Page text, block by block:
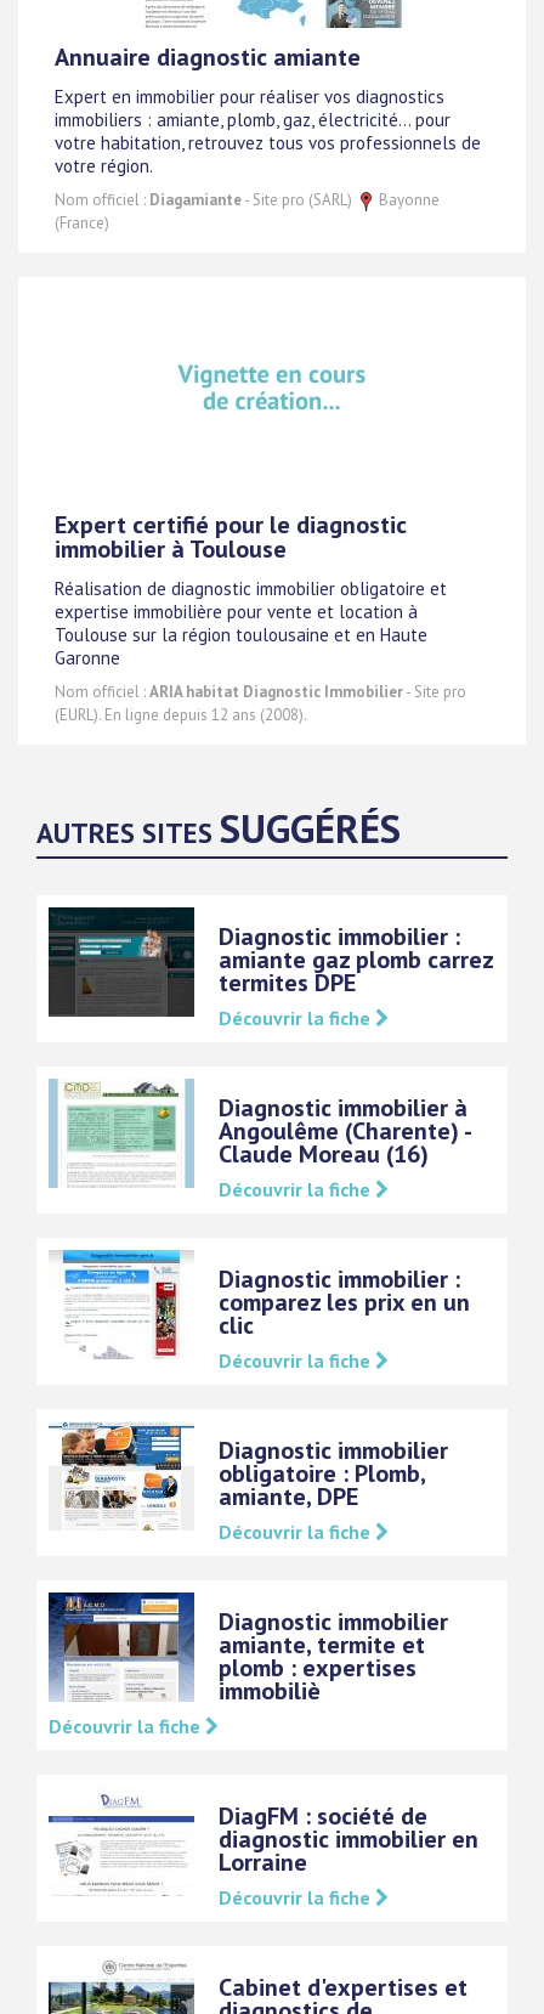
Annuaire diagnostic amiante
Expert en immobilier pour réaliser vos diagnostics
immobiliers : amiante, plomb, gaz, électricité... pour
votre habitation, retrouvez tous vos professionnels de
votre région.
Nom officiel : Diagamiante- Site pro (SARL)
Bayonne
(France)
Expert certifié pour le diagnostic
immobilier à Toulouse
Réalisation de diagnostic immobilier obligatoire et
expertise immobilière pour vente et location à
Toulouse sur la région toulousaine et en Haute
Garonne
Nom officiel :ARIA habitat Diagnostic Immobilier- Site pro
(EURL). En ligne depuis 12 ans (2008).
AUTRES SITES SUGGÉRÉS
Diagnostic immobilier :
amiante gaz plomb carrez
termites DPE
Découvrir la fiche
Diagnostic immobilier à
Angoulême (Charente) -
Claude Moreau (16)
Découvrir la fiche
Diagnostic immobilier :
comparez les prix en un
clic
Découvrir la fiche
Diagnostic immobilier
obligatoire : Plomb,
amiante, DPE
Découvrir la fiche
Diagnostic immobilier
amiante, termite et
plomb : expertises
immobiliè
Découvrir la fiche
DiagFM : société de
diagnostic immobilier en
Lorraine
Découvrir la fiche
Cabinet d'expertises et